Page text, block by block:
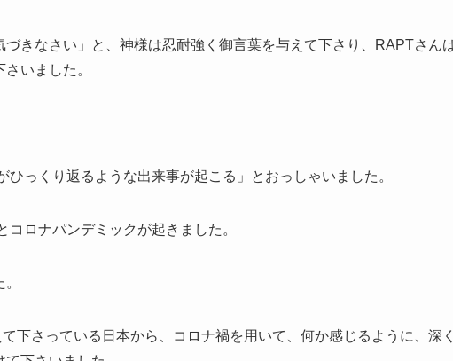
づきなさい」と、神様は忍耐強く御言葉を与えて下さり、RAPTさん
いました。
っくり返るような出来事が起こる」とおっしゃいました。
ロナパンデミックが起きました。
下さっている日本から、コロナ禍を用いて、何か感じるように、深